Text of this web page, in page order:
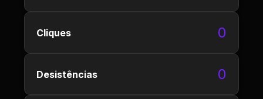
Cliques 0
Desistências 0